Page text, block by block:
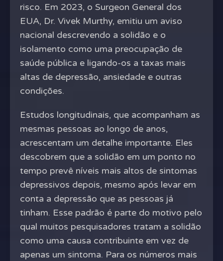
risco. Em 2023, o Surgeon General dos
EUA, Dr. Vivek Murthy, emitiu um aviso
nacional descrevendo a solidão e o
isolamento como uma preocupação de
saúde pública e ligando-os a taxas mais
altas de depressão, ansiedade e outras
condições.
Estudos longitudinais, que acompanham as
mesmas pessoas ao longo de anos,
acrescentam um detalhe importante. Eles
descobrem que a solidão em um ponto no
tempo prevê níveis mais altos de sintomas
depressivos depois, mesmo após levar em
conta a depressão que as pessoas já
tinham. Esse padrão é parte do motivo pelo
qual muitos pesquisadores tratam a solidão
como uma causa contribuinte em vez de
apenas um sintoma. Para os números mais